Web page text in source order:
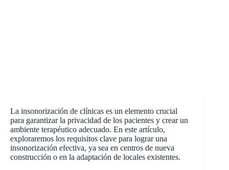
La insonorización de clínicas es un elemento crucial
para garantizar la privacidad de los pacientes y crear un
ambiente terapéutico adecuado. En este artículo,
exploraremos los requisitos clave para lograr una
insonorización efectiva, ya sea en centros de nueva
construcción o en la adaptación de locales existentes.